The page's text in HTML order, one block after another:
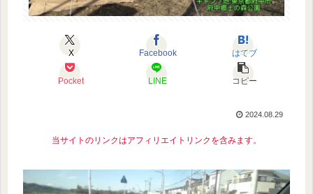
X Facebook はてブ
Pocket LINE コピー
2024.08.29
当サイトのリンクはアフィリエイトリンクを含みます。